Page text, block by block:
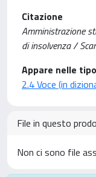
Citazione
Amministrazione
di insolvenza /
Appare nelle
2.4 Voce (in
File in questo
Non ci sono file